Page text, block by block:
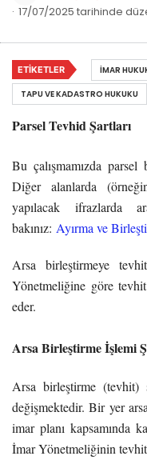
17/07/2025 tarihinde
Parsel Tevhid Şartları
Bu çalışmamızda parsel
Diğer alanlarda
yapılacak ifrazlarda
bakınız: Ayırma ve
Arsa birleştirmeye
Yönetmeliğine göre
eder.
Arsa Birleştirme İşlemi
Arsa birleştirme (tevhit)
değişmektedir. Bir yer
imar planı kapsamında
İmar Yönetmeliğinin
ETIKETLER
İMAR
TAPU VE KADASTRO HUKUKU